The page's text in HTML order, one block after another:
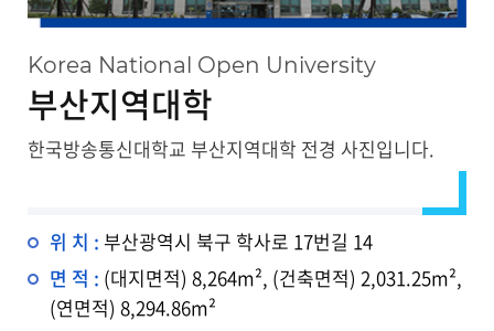
Korea National Open University
부산지역대학
한국방송통신대학교 부산지역대학 전경 사진입니다.
위 치 : 부산광역시 북구 학사로 17번길 14
면 적 : (대지면적) 8,264m², (건축면적) 2,031.25m²,
(연면적) 8,294.86m²